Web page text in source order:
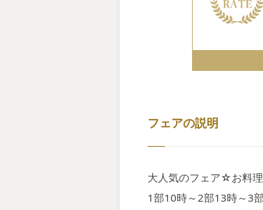
フェアの説明
大人気のフェア☆お料
1部10時～2部13時～3